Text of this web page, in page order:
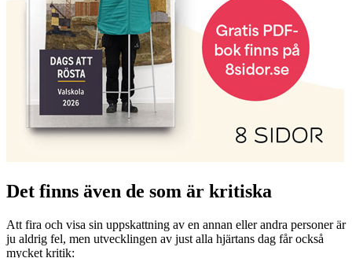
Det finns även de som är kritiska
Att fira och visa sin uppskattning av en annan eller andra personer är
ju aldrig fel, men utvecklingen av just alla hjärtans dag får också
mycket kritik: